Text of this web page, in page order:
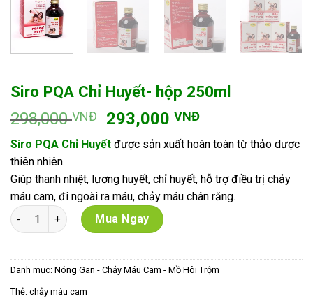
Siro PQA Chỉ Huyết- hộp 250ml
298,000VNĐ
Giá
gốc
là:
298,000 VNĐ.
293,000VNĐGiá
hiện
tại
là:
293,000 VNĐ.
Siro PQA Chỉ Huyết được sản xuất hoàn toàn từ thảo dược
thiên nhiên.
Giúp thanh nhiệt, lương huyết, chỉ huyết, hỗ trợ điều trị chảy
máu cam, đi ngoài ra máu, chảy máu chân răng.
Siro PQA Chỉ Huyết- hộp 250ml số lượng
Mua Ngay
Danh mục: Nóng Gan - Chảy Máu Cam - Mồ Hôi Trộm
Thẻ: chảy máu cam